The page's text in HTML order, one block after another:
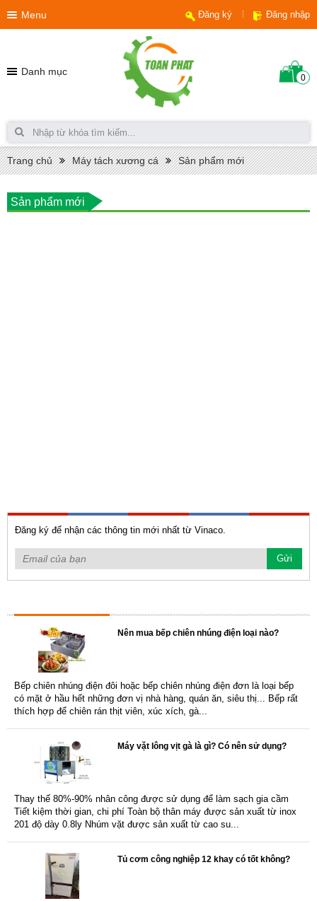
Menu Đăng ký Đăng nhập
Danh mục
0
Trang chủ Máy tách xương cá Sản phẩm mới
Đăng ký để nhận các thông tin mới nhất từ Vinaco.
Nên mua bếp chiên nhúng điện loại nào?
Bếp chiên nhúng điện đôi hoặc bếp chiên nhúng điện đơn là loại bếp
có mặt ở hầu hết những đơn vị nhà hàng, quán ăn, siêu thị... Bếp rất
thích hợp để chiên rán thịt viên, xúc xích, gà...
Máy vặt lông vịt gà là gì? Có nên sử dụng?
Thay thế 80%-90% nhân công được sử dụng để làm sạch gia cầm
Tiết kiệm thời gian, chi phí Toàn bộ thân máy được sản xuất từ inox
201 độ dày 0.8ly Nhúm vặt được sản xuất từ cao su...
Tủ cơm công nghiệp 12 khay có tốt không?
Sản phẩm mới